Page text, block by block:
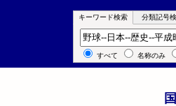
キーワード検索 分類記号
キーワード検索
すべて 名称のみ